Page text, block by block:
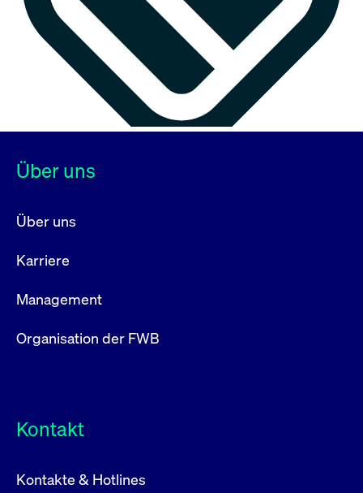
Über uns
Über uns
Karriere
Management
Organisation der FWB
Kontakt
Kontakte & Hotlines